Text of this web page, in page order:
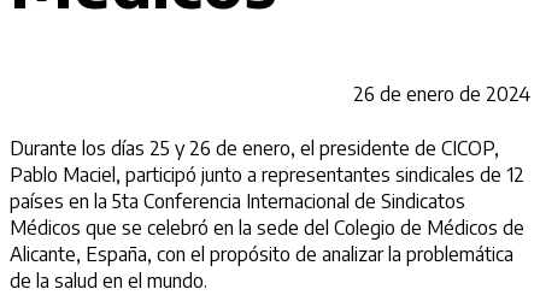
26 de enero de 2024
Durante los días 25 y 26 de enero, el presidente de CICOP,
Pablo Maciel, participó junto a representantes sindicales de 12
países en la 5ta Conferencia Internacional de Sindicatos
Médicos que se celebró en la sede del Colegio de Médicos de
Alicante, España, con el propósito de analizar la problemática
de la salud en el mundo.